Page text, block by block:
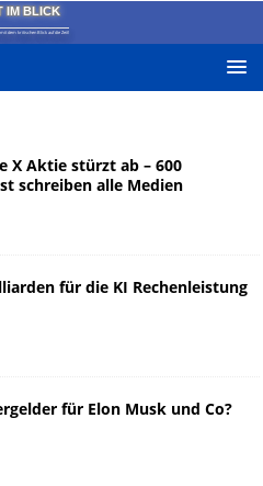
IM BLICK
dem kritischen Blick auf die Zeit!
X Aktie stürzt ab – 600
schreiben alle Medien
für die KI Rechenleistung
für Elon Musk und Co?